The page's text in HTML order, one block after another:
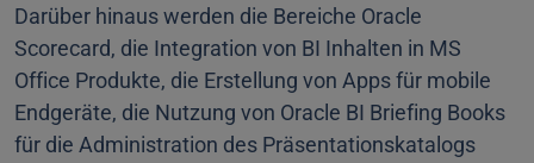
Darüber hinaus werden die Bereiche Oracle
Scorecard, die Integration von BI Inhalten in MS
Office Produkte, die Erstellung von Apps für mobile
Endgeräte, die Nutzung von Oracle BI Briefing Books
für die Administration des Präsentationskatalogs